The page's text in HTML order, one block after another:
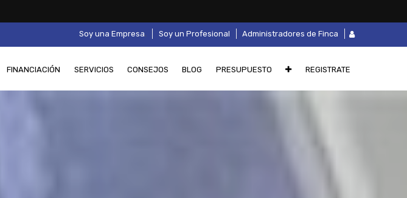
Soy una Empresa. Soy un Profesional Administradores de Finca
FINANCIACIÓN SERVICIOS CONSEJOS BLOG PRESUPUESTO REGISTRATE